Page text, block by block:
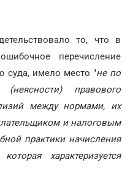
то, что в
перечисление
суда, имело место "не по
правового
между нормами, их
и налоговым
практики начисления
характеризуется